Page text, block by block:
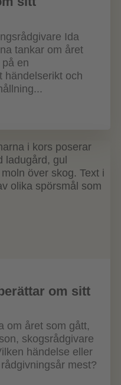
Ida
tankar om året
en
händelserikt och
om sitt
om året som gått,
skogsrådgivare
händelse eller
mest?